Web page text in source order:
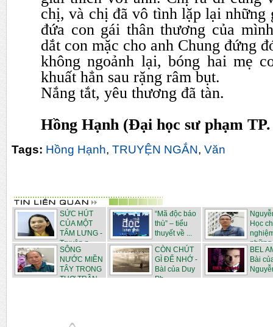
chị, và chị đã vô tình lặp lại
đứa con gái thân thương của
dắt con mặc cho anh Chung đứng
không ngoảnh lại, bóng hai mẹ
khuất hẳn sau rặng râm bụt.
Nắng tắt, yêu thương đã tàn.
Hồng Hạnh (Đại học sư phạm
Tags: Hồng Hạnh, TRUYỆN NGẮN, Văn
SỨC HÚT
CỦA MỘT
TẤM LƯNG -
Truyện n...
“Mã độc báo
thù” – tiểu
thuyết về ...
Học
những
SÔNG
NƯỚC MIỀN
TÂY TRONG
THƠ TRẦN
CÒN CHÚT
GÌ ĐỂ NHỚ -
BàI của Duy
Ph...
BEL
Bài